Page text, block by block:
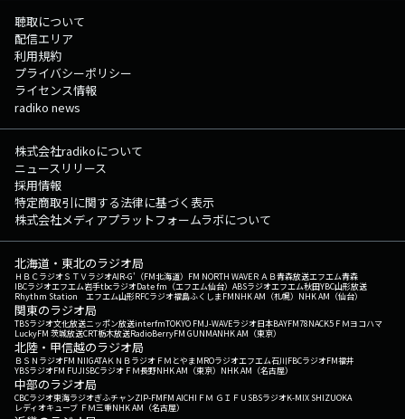
聴取について
配信エリア
利用規約
プライバシーポリシー
ライセンス情報
radiko news
株式会社radikoについて
ニュースリリース
採用情報
特定商取引に関する法律に基づく表示
株式会社メディアプラットフォームラボについて
北海道・東北のラジオ局
ＨＢＣラジオＳＴＶラジオAIR-G'（FM北海道） FM NORTH WAVEＲＡＢ青森放送エフエム青森
IBCラジオエフエム岩手tbcラジオDate fm（エフエム仙台） ABSラジオエフエム秋田YBC山形放送
Rhythm Station エフエム山形RFCラジオ福島ふくしまFMNHK AM（札幌） NHK AM（仙台）
関東のラジオ局
TBSラジオ文化放送ニッポン放送interfmTOKYO FMJ-WAVEラジオ日本BAYFM78NACK5 ＦＭヨコハマ
LuckyFM 茨城放送CRT栃木放送RadioBerryFM GUNMANHK AM（東京）
北陸・甲信越のラジオ局
ＢＳＮラジオFM NIIGATAＫＮＢラジオ ＦＭとやまMROラジオエフエム石川FBCラジオFM福井
YBSラジオFM FUJISBCラジオ ＦＭ長野NHK AM（東京） NHK AM（名古屋）
中部のラジオ局
CBCラジオ東海ラジオぎふチャンZIP-FMFM AICHI ＦＭ ＧＩＦＵ SBSラジオK-MIX SHIZUOKA
レディオキューブ ＦＭ三重NHK AM（名古屋）